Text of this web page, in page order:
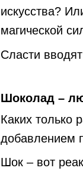
искусства?
магической
Сласти
Шоколад –
Каких только
добавлением
Шок – вот